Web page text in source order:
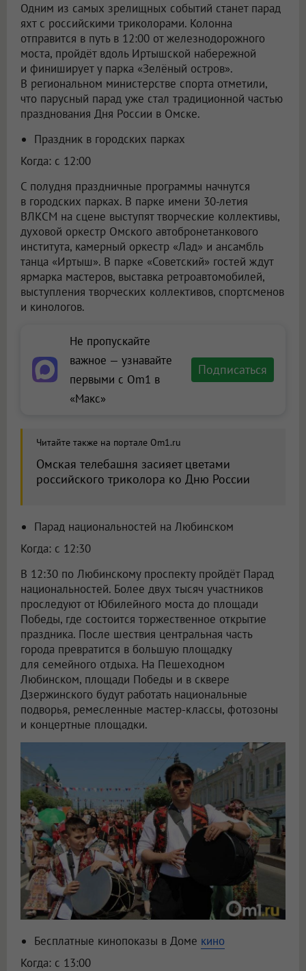
Одним из самых зрелищных событий станет парад
яхт с российскими триколорами. Колонна
отправится в путь в 12:00 от железнодорожного
моста, пройдёт вдоль Иртышской набережной
и финиширует у парка «Зелёный остров».
В региональном министерстве спорта отметили,
что парусный парад уже стал традиционной частью
празднования Дня России в Омске.
Праздник в городских парках
Когда: с 12:00
С полудня праздничные программы начнутся
в городских парках. В парке имени 30-летия
ВЛКСМ на сцене выступят творческие коллективы,
духовой оркестр Омского автобронетанкового
института, камерный оркестр «Лад» и ансамбль
танца «Иртыш». В парке «Советский» гостей ждут
ярмарка мастеров, выставка ретроавтомобилей,
выступления творческих коллективов, спортсменов
и кинологов.
Не пропускайте
важное — узнавайте
первыми с Om1 в
«Макс»
Подписаться
Читайте также на портале Om1.ru
Омская телебашня засияет цветами
российского триколора ко Дню России
Парад национальностей на Любинском
Когда: с 12:30
В 12:30 по Любинскому проспекту пройдёт Парад
национальностей. Более двух тысяч участников
проследуют от Юбилейного моста до площади
Победы, где состоится торжественное открытие
праздника. После шествия центральная часть
города превратится в большую площадку
для семейного отдыха. На Пешеходном
Любинском, площади Победы и в сквере
Дзержинского будут работать национальные
подворья, ремесленные мастер-классы, фотозоны
и концертные площадки.
Бесплатные кинопоказы в Доме кино
Когда: с 13:00